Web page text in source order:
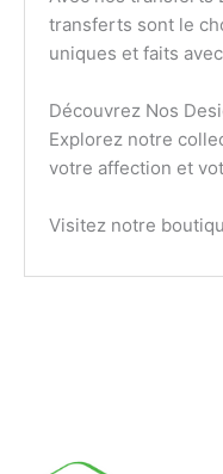
transferts sont le
uniques et faits
Découvrez Nos
Explorez notre
votre affection et
Visitez notre